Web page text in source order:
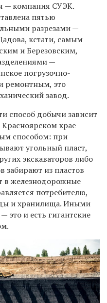
— компания СУЭК.
пятью
разрезами —
кстати, самым
и Березовским,
—
погрузочно-
ремонтным, это
завод.
способ добычи зависит
Красноярском крае
способом: при
угольный пласт,
экскаваторов либо
забирают из пластов
в железнодорожные
потребителю,
и хранилища. Иными
это и есть гигантские